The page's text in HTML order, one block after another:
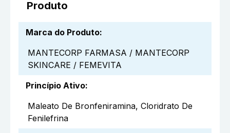
Produto
Marca do Produto:
MANTECORP FARMASA / MANTECORP
SKINCARE / FEMEVITA
Princípio Ativo:
Maleato De Bronfeniramina, Cloridrato De
Fenilefrina